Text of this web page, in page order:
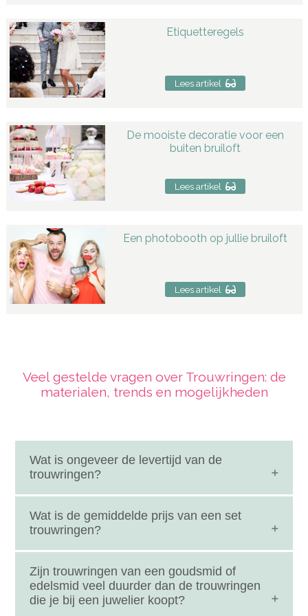
Etiquetteregels
Lees artikel
De mooiste decoratie voor een
buiten bruiloft
Lees artikel
Een photobooth op jullie bruiloft
Lees artikel
Veel gestelde vragen over Trouwringen: de
materialen, trends en mogelijkheden
Wat is ongeveer de levertijd van de
trouwringen?
De levertijd van de trouwringen kan erg variéren.
Gaat het om standaard trouwringen die de juwelier
mss nog even iets op maat maken. Voor
trouwringen gemaakt de goudsmid mag je
minstens wel 3 maanden uittrekken. Mocht je die tijd
Wat is de gemiddelde prijs van een set
trouwringen?
Het gemiddelde bedrag dat wordt uitgegeven aan
een set trouwringen ligt tussen de € 1200,- en €
1500,-. De kosten voor de trouwringen liggen
Zijn trouwringen van een goudsmid of
edelsmid veel duurder dan de trouwringen
die je bij een juwelier koopt?